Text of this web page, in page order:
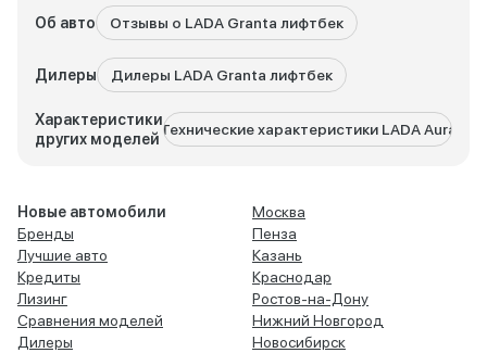
Об авто Отзывы о LADA Granta лифтбек
Дилеры Дилеры LADA Granta лифтбек
Характеристики
других моделей
Технические характеристики LADA Aura
Новые автомобили
Бренды
Лучшие авто
Кредиты
Лизинг
Сравнения моделей
Дилеры
Москва
Пенза
Казань
Краснодар
Ростов-на-Дону
Нижний Новгород
Новосибирск